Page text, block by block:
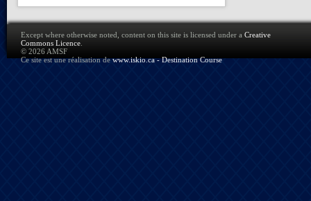
Except where otherwise noted, content on this site is licensed under a Creative
Commons Licence
© 2026 AMSF
Ce site est une réalisation dewww.iskio.ca - Destination Course